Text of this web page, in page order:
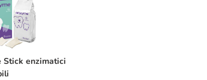
Stick enzimatici masticabili
Stick enzimatici